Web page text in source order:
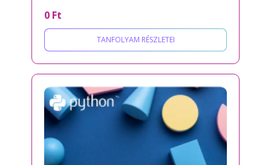
0 Ft
TANFOLYAM RÉSZLETEI